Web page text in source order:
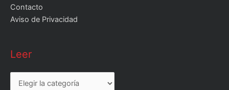
Contacto
Aviso de Privacidad
Leer
Leer